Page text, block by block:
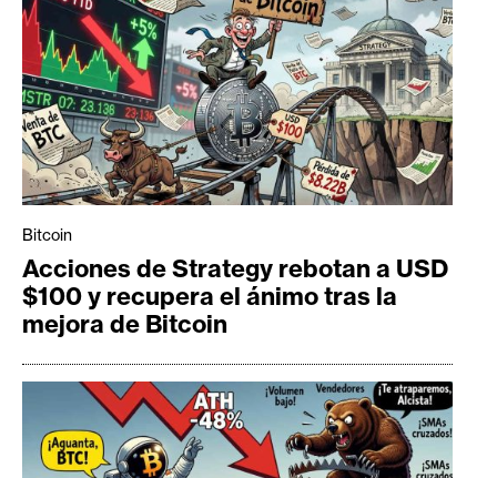
n
t
a
c
t
o
y
P
b
l
i
i
d
a
d
Bitcoin
Acciones de Strategy rebotan a USD
$100 y recupera el ánimo tras la
mejora de Bitcoin